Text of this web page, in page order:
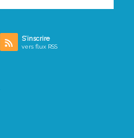
S’inscrire
vers flux RSS